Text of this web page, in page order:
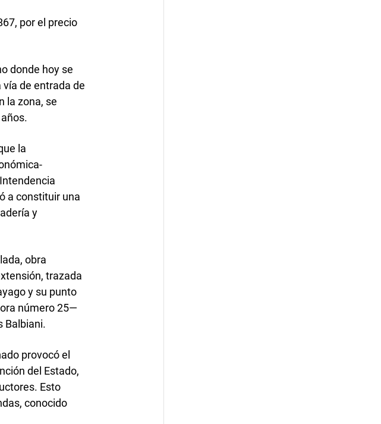
por el precio
donde hoy se
de entrada de
la zona, se
la
a constituir una
y
obra
trazada
y su punto
número 25—
Balbiani.
provocó el
del Estado,
Esto
conocido